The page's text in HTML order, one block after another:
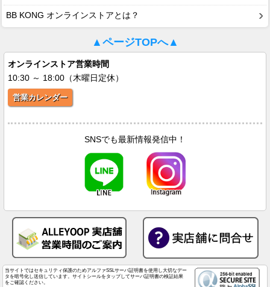
BB KONG オンラインストアとは？
▲ページTOPへ▲
オンラインストア営業時間
10:30 ～ 18:00（木曜日定休）
営業カレンダー
SNSでも最新情報発信中！
当サイトではセキュリティ保護のためアルファSSLサーバ証明書を使用し大切なデー
タを暗号化し送信しています。サイトシールをタップしてサーバ証明書の検証結果
をご確認ください。